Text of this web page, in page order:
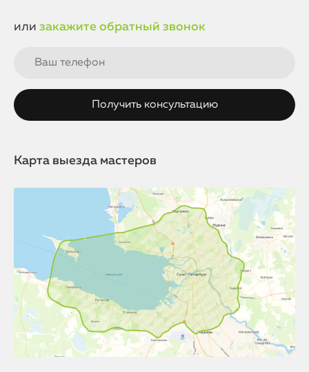
или закажите обратный звонок
Карта выезда мастеров